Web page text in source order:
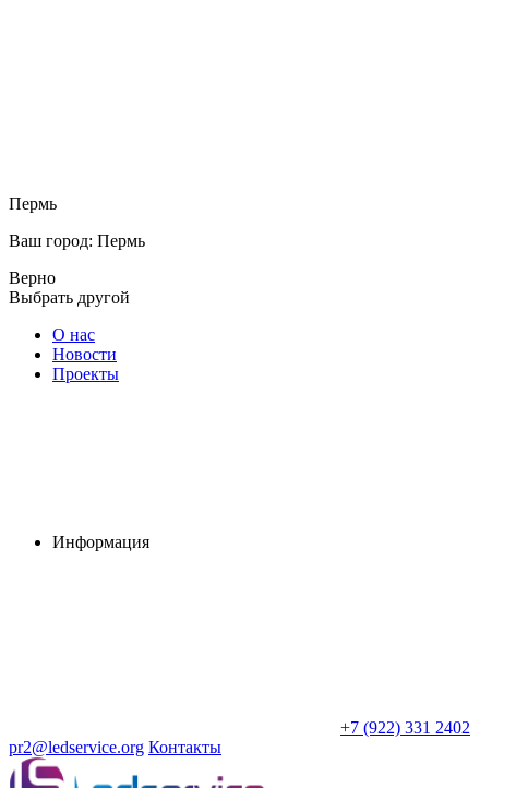
Пермь
Ваш город: Пермь
Верно
Выбрать другой
О нас
Новости
Проекты
Информация
+7 (922) 331 2402
pr2@ledservice.org Контакты